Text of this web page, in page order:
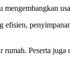
mengembangkan
Peserta